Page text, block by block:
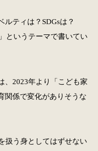
ティは？SDGsは？
というテーマで書いてい
、2023年より「こども家
関係で変化がありそうな
扱う身としてはずせない